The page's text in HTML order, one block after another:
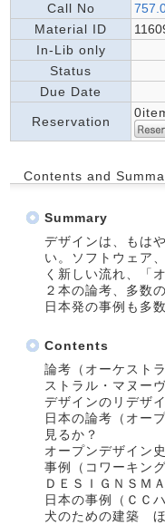
Call No
Material ID
In-Lib only
Status
Due Date
Reservation
Contents and
Summary
デザインは、もは
い。ソフトウェア
く新しい流れ、「
２本の論考、多数
日本発の事例も多数
Contents
論考（オーケスト
ストラル・マヌー
デザインのリデザ
日本の論考（オー
見るか？
オープンデザイン
事例（コワーキング
ＤＥＳＩＧＮＳＭ
日本の事例（ＣＣ
犬のための建築 ほ